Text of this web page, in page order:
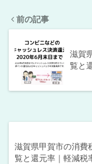
前の記事
滋賀
覧と
滋賀県甲賀市の消費
覧と還元率｜軽減税